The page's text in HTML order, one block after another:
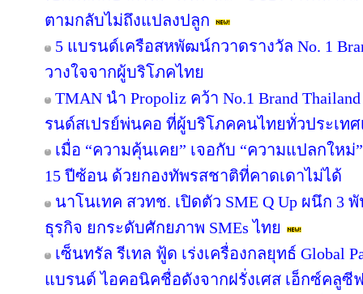
ตามกลับไม่ถึงแปลงปลูก
5 แบรนด์เครือสหพัฒน์กวาดรางวัล No. 1
วางใจจากผู้บริโภคไทย
TMAN นำ Propoliz คว้า No.1 Brand
รนด์สเปรย์พ่นคอ ที่ผู้บริโภคคนไทยทั่วประเทศ
เมื่อ “ความคุ้นเคย” เจอกับ “ความแปลกใหม่
15 ปีซ้อน ด้วยกองทัพรสชาติที่คาดเดาไม่ได้
นาโนเทค สวทช. เปิดตัว SME Q Up ผนึก
ธุรกิจ ยกระดับศักยภาพ SMEs ไทย
เซ็นทรัล รีเทล ฟู้ด เร่งเครื่องกลยุทธ์ Global
แบรนด์ ไอคอนิคชื่อดังจากฝรั่งเศส เอ็กซ์คลูซี